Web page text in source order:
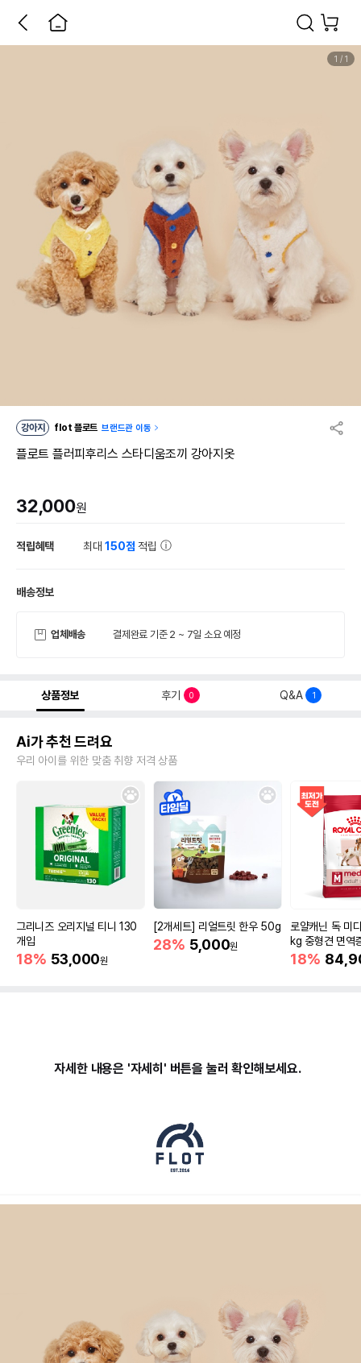
1 / 1
강아지 flot 플로트 브랜드관 이동
플로트 플러피후리스 스타디움조끼 강아지옷
32,000원
적립혜택 최대150점 적립
배송정보
업체배송 결제완료 기준 2 ~ 7일 소요 예정
상품정보 후기 0 Q&A 1
Ai가 추천 드려요
우리 아이를 위한 맞춤 취향 저격 상품
그리니즈 오리지널 티니 130
개입
18% 53,000원
[2개세트] 리얼트릿 한우 50g
28% 5,000원
로얄캐닌 독 미
kg 중형견 면역
18%
자세한 내용은 '자세히' 버튼을 눌러 확인해보세요.